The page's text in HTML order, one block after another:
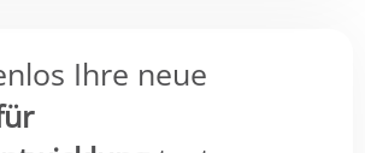
Ihre neue